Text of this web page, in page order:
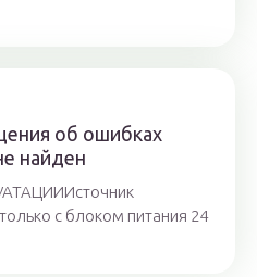
об ошибках
найден
с блоком питания 24